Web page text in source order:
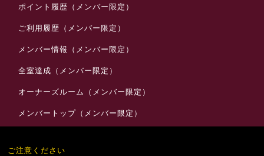
ポイント履歴（メンバー限定）
ご利用履歴（メンバー限定）
メンバー情報（メンバー限定）
全室達成（メンバー限定）
オーナーズルーム（メンバー限定）
メンバートップ（メンバー限定）
ご注意ください